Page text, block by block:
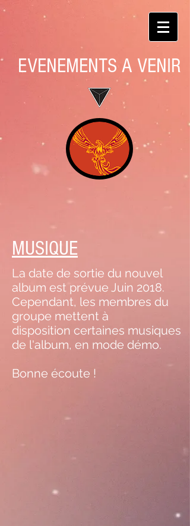
EVENEMENTS A VENIR
MUSIQUE
La date de sortie du nouvel
album est prévue Juin 2018.
Cependant, les membres du
groupe mettent à
disposition certaines musiques
de l'album, en mode démo.
Bonne écoute !